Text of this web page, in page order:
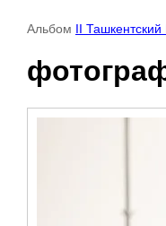
Альбом II